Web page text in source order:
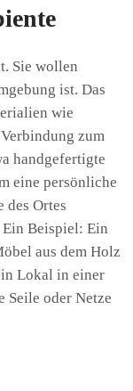
Sie wollen
ist. Das
wie
zum
handgefertigte
eine persönliche
des Ortes
Ein Beispiel: Ein
aus dem Holz
Lokal in einer
Seile oder Netze